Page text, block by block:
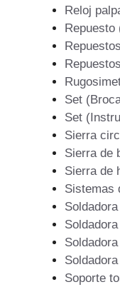
Reloj
Repuesto
Set
Set
Sierra
Sierra de
Sierra de
Sistemas
Soporte